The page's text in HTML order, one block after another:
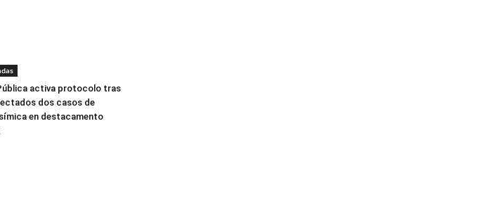
activa protocolo tras
dos casos de
en destacamento